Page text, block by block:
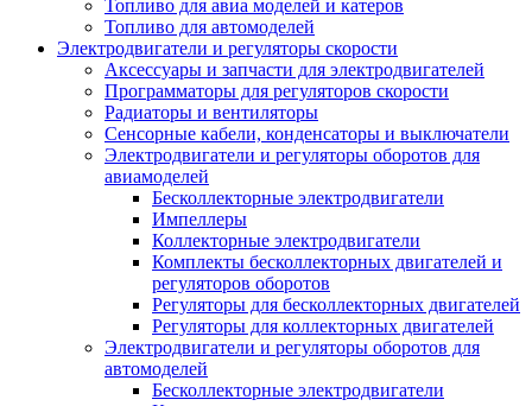
Топливо для авиа моделей и катеров
Топливо для автомоделей
Электродвигатели и регуляторы скорости
Аксессуары и запчасти для электродвигателей
Программаторы для регуляторов скорости
Радиаторы и вентиляторы
Сенсорные кабели, конденсаторы и выключатели
Электродвигатели и регуляторы оборотов для
авиамоделей
Бесколлекторные электродвигатели
Импеллеры
Коллекторные электродвигатели
Комплекты бесколлекторных двигателей и
регуляторов оборотов
Регуляторы для бесколлекторных двигателей
Регуляторы для коллекторных двигателей
Электродвигатели и регуляторы оборотов для
автомоделей
Бесколлекторные электродвигатели